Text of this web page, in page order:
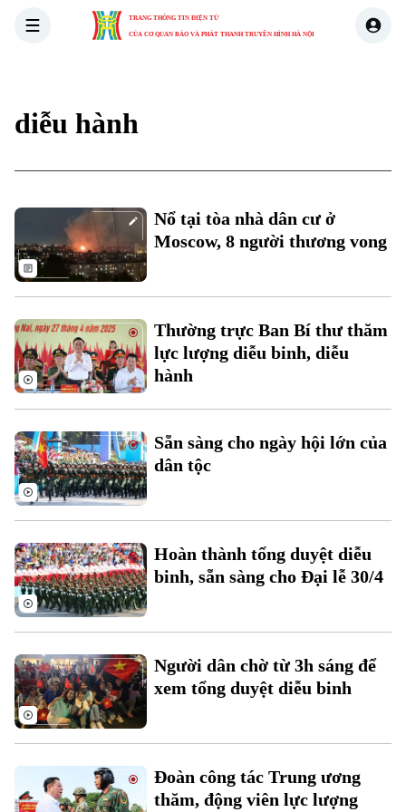
TRANG THÔNG TIN ĐIỆN TỬ
CỦA CƠ QUAN BÁO VÀ PHÁT THANH TRUYỀN HÌNH HÀ NỘI
Xu hướng
Chuyên mục
diễu hành
Nổ tại tòa nhà dân cư ở
Moscow, 8 người thương vong
Thường trực Ban Bí thư thăm
lực lượng diễu binh, diễu
hành
Sẵn sàng cho ngày hội lớn của
dân tộc
Hoàn thành tổng duyệt diễu
binh, sẵn sàng cho Đại lễ 30/4
Người dân chờ từ 3h sáng để
xem tổng duyệt diễu binh
Đoàn công tác Trung ương
thăm, động viên lực lượng